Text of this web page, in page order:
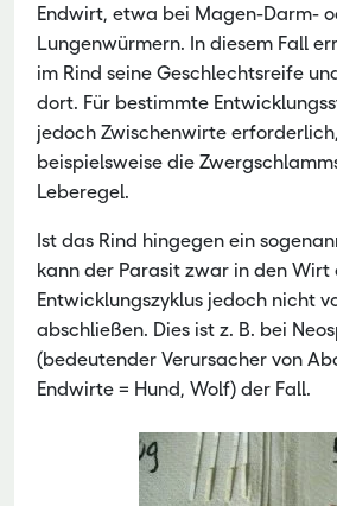
Endwirt, etwa bei Magen-Darm-
Lungenwürmern. In diesem Fall
im Rind seine Geschlechtsreife
dort. Für bestimmte
jedoch Zwischenwirte
beispielsweise die
Leberegel.
Ist das Rind hingegen ein
kann der Parasit zwar in den Wirt
Entwicklungszyklus jedoch nicht
abschließen. Dies ist z. B. bei
(bedeutender Verursacher von
Endwirte = Hund, Wolf) der Fall.